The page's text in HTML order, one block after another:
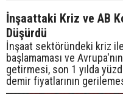
İnşaattaki Kriz ve AB
Düşürdü
İnşaat sektöründeki kriz
başlamaması ve
getirmesi, son 1 yılda
demir fiyatlarının